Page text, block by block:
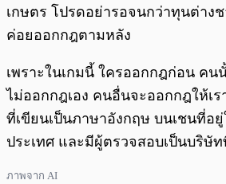
เกษตร โปรดอย่ารอจนกว่าทุนต่าง
ค่อยออกกฎตามหลัง
เพราะในเกมนี้ ใครออกกฎก่อน คน
ไม่ออกกฎเอง คนอื่นจะออกกฎให้เร
ที่เขียนเป็นภาษาอังกฤษ บนเชนที่อยู่
ประเทศ และมีผู้ตรวจสอบเป็นบริษัท
ภาพจาก AI